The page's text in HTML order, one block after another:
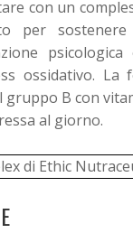
con un
per sostenere
ossidativo. La
B con
al giorno.